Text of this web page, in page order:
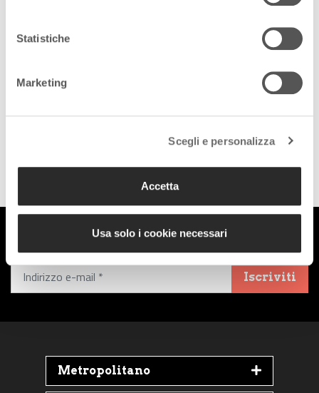
Statistiche
Marketing
Scegli e personalizza
Accetta
Usa solo i cookie necessari
Seguici sui nostri canali
social:
Follow us on Facebook
Follow us on Instagram
Iscriviti alla Newsletter
Iscriviti
Metropolitano